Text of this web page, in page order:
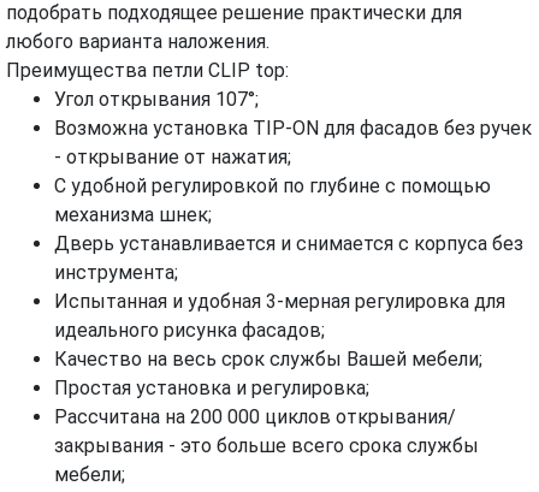
подобрать подходящее решение практически для
любого варианта наложения.
Преимущества петли CLIP top:
Угол открывания 107°;
Возможна установка TIP-ON для фасадов без ручек
- открывание от нажатия;
С удобной регулировкой по глубине с помощью
механизма шнек;
Дверь устанавливается и снимается с корпуса без
инструмента;
Испытанная и удобная 3-мерная регулировка для
идеального рисунка фасадов;
Качество на весь срок службы Вашей мебели;
Простая установка и регулировка;
Рассчитана на 200 000 циклов открывания/
закрывания - это больше всего срока службы
мебели;